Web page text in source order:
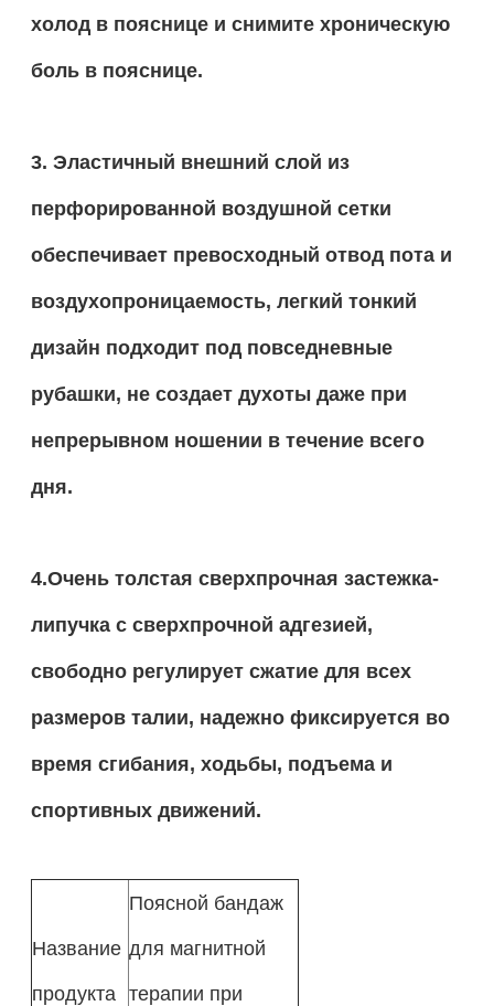
холод в пояснице и снимите хроническую
боль в пояснице.
3. Эластичный внешний слой из
перфорированной воздушной сетки
обеспечивает превосходный отвод пота и
воздухопроницаемость, легкий тонкий
дизайн подходит под повседневные
рубашки, не создает духоты даже при
непрерывном ношении в течение всего
дня.
4.Очень толстая сверхпрочная застежка-
липучка с сверхпрочной адгезией,
свободно регулирует сжатие для всех
размеров талии, надежно фиксируется во
время сгибания, ходьбы, подъема и
спортивных движений.
Название
продукта
Поясной бандаж
для магнитной
терапии при